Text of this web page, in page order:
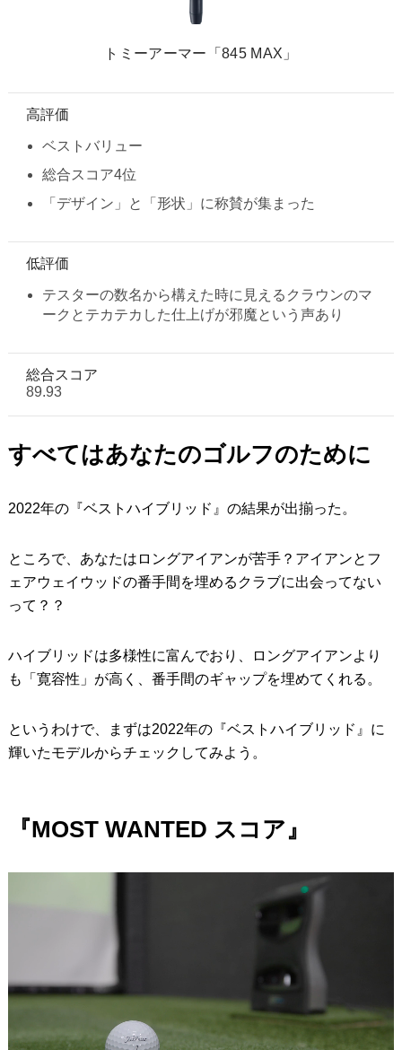
トミーアーマー「845 MAX」
高評価
ベストバリュー
総合スコア4位
「デザイン」と「形状」に称賛が集まった
低評価
テスターの数名から構えた時に見えるクラウンのマ
ークとテカテカした仕上げが邪魔という声あり
総合スコア
89.93
すべてはあなたのゴルフのために
2022年の『ベストハイブリッド』の結果が出揃った。
ところで、あなたはロングアイアンが苦手？アイアンとフ
ェアウェイウッドの番手間を埋めるクラブに出会ってない
って？？
ハイブリッドは多様性に富んでおり、ロングアイアンより
も「寛容性」が高く、番手間のギャップを埋めてくれる。
というわけで、まずは2022年の『ベストハイブリッド』に
輝いたモデルからチェックしてみよう。
『MOST WANTED スコア』